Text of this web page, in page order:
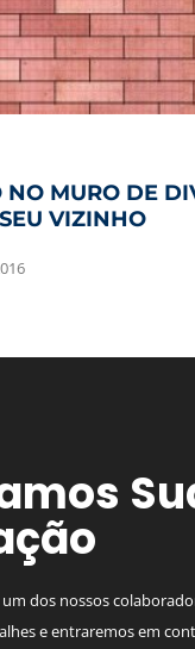
NO MURO DE
VIZINHO
dos nossos
e entraremos em